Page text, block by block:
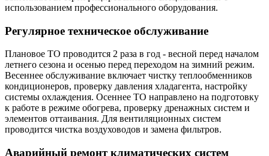
использованием профессионального оборудования.
Регулярное техническое обслуживание
Плановое ТО проводится 2 раза в год - весной перед началом
летнего сезона и осенью перед переходом на зимний режим.
Весеннее обслуживание включает чистку теплообменников
кондиционеров, проверку давления хладагента, настройку
системы охлаждения. Осеннее ТО направлено на подготовку
к работе в режиме обогрева, проверку дренажных систем и
элементов оттаивания. Для вентиляционных систем
проводится чистка воздуховодов и замена фильтров.
Аварийный ремонт климатических систем